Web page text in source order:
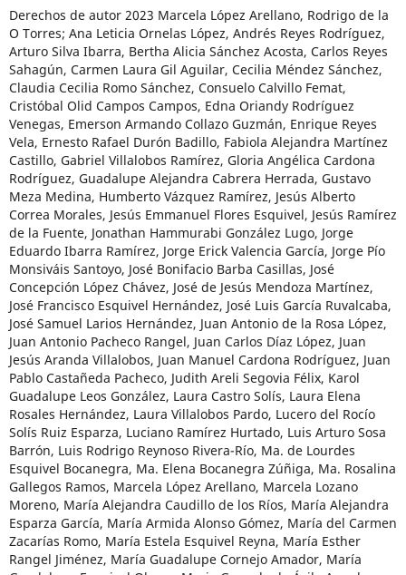
Derechos de autor 2023 Marcela López Arellano, Rodrigo de la
O Torres; Ana Leticia Ornelas López, Andrés Reyes Rodríguez,
Arturo Silva Ibarra, Bertha Alicia Sánchez Acosta, Carlos Reyes
Sahagún, Carmen Laura Gil Aguilar, Cecilia Méndez Sánchez,
Claudia Cecilia Romo Sánchez, Consuelo Calvillo Femat,
Cristóbal Olid Campos Campos, Edna Oriandy Rodríguez
Venegas, Emerson Armando Collazo Guzmán, Enrique Reyes
Vela, Ernesto Rafael Durón Badillo, Fabiola Alejandra Martínez
Castillo, Gabriel Villalobos Ramírez, Gloria Angélica Cardona
Rodríguez, Guadalupe Alejandra Cabrera Herrada, Gustavo
Meza Medina, Humberto Vázquez Ramírez, Jesús Alberto
Correa Morales, Jesús Emmanuel Flores Esquivel, Jesús Ramírez
de la Fuente, Jonathan Hammurabi González Lugo, Jorge
Eduardo Ibarra Ramírez, Jorge Erick Valencia García, Jorge Pío
Monsiváis Santoyo, José Bonifacio Barba Casillas, José
Concepción López Chávez, José de Jesús Mendoza Martínez,
José Francisco Esquivel Hernández, José Luis García Ruvalcaba,
José Samuel Larios Hernández, Juan Antonio de la Rosa López,
Juan Antonio Pacheco Rangel, Juan Carlos Díaz López, Juan
Jesús Aranda Villalobos, Juan Manuel Cardona Rodríguez, Juan
Pablo Castañeda Pacheco, Judith Areli Segovia Félix, Karol
Guadalupe Leos González, Laura Castro Solís, Laura Elena
Rosales Hernández, Laura Villalobos Pardo, Lucero del Rocío
Solís Ruiz Esparza, Luciano Ramírez Hurtado, Luis Arturo Sosa
Barrón, Luis Rodrigo Reynoso Rivera-Río, Ma. de Lourdes
Esquivel Bocanegra, Ma. Elena Bocanegra Zúñiga, Ma. Rosalina
Gallegos Ramos, Marcela López Arellano, Marcela Lozano
Moreno, María Alejandra Caudillo de los Ríos, María Alejandra
Esparza García, María Armida Alonso Gómez, María del Carmen
Zacarías Romo, María Estela Esquivel Reyna, María Esther
Rangel Jiménez, María Guadalupe Cornejo Amador, María